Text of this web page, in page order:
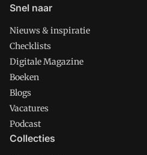
Snel naar
Nieuws & inspiratie
Checklists
Digitale Magazine
Boeken
Blogs
Vacatures
Podcast
Collecties